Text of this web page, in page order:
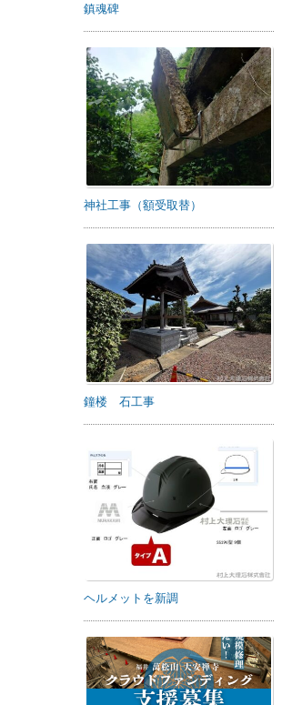
鎮魂碑
神社工事（額受取替）
鐘楼 石工事
ヘルメットを新調